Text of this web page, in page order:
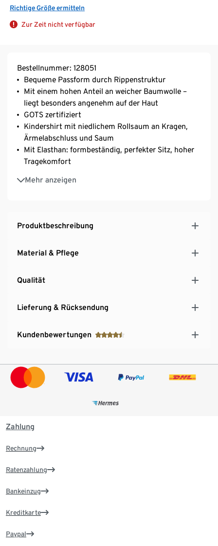
Richtige Größe ermitteln
Zur Zeit nicht verfügbar
Bestellnummer: 128051
Bequeme Passform durch Rippenstruktur
Mit einem hohen Anteil an weicher Baumwolle –
liegt besonders angenehm auf der Haut
GOTS zertifiziert
Kindershirt mit niedlichem Rollsaum an Kragen,
Ärmelabschluss und Saum
Mit Elasthan: formbeständig, perfekter Sitz, hoher
Tragekomfort
Mehr anzeigen
Mit Rollkragen
Produktbeschreibung
Material & Pflege
Qualität
Lieferung & Rücksendung
Kundenbewertungen
Zahlung
Rechnung
Ratenzahlung
Bankeinzug
Kreditkarte
Paypal